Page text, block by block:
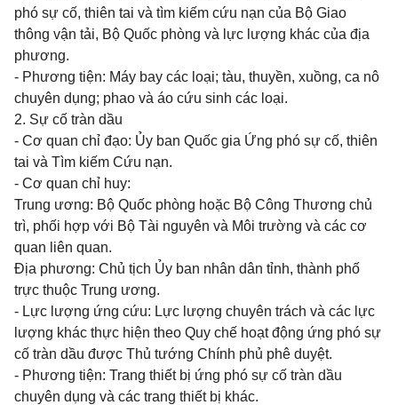
phó sự cố, thiên tai và tìm kiếm cứu nạn của Bộ Giao
thông vận tải, Bộ Quốc phòng và lực lượng khác của địa
phương.
- Phương tiện: Máy bay các loại; tàu, thuyền, xuồng, ca nô
chuyên dụng; phao và áo cứu sinh các loại.
2. Sự cố tràn dầu
- Cơ quan chỉ đạo: Ủy ban Quốc gia Ứng phó sự cố, thiên
tai và Tìm kiếm Cứu nạn.
- Cơ quan chỉ huy:
Trung ương: Bộ Quốc phòng hoặc Bộ Công Thương chủ
trì, phối hợp với Bộ Tài nguyên và Môi trường và các cơ
quan liên quan.
Địa phương: Chủ tịch Ủy ban nhân dân tỉnh, thành phố
trực thuộc Trung ương.
- Lực lượng ứng cứu: Lực lượng chuyên trách và các lực
lượng khác thực hiện theo Quy chế hoạt động ứng phó sự
cố tràn dầu được Thủ tướng Chính phủ phê duyệt.
- Phương tiện: Trang thiết bị ứng phó sự cố tràn dầu
chuyên dụng và các trang thiết bị khác.